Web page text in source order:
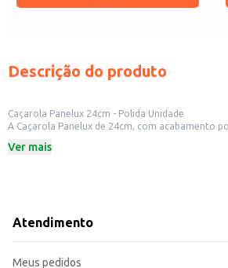
Descrição do produto
Caçarola Panelux 24cm - Polida Unidade
A Caçarola Panelux de 24cm, com acabamento polido, é uma peça versátil e durável,
praticidade e qualidade.
Sua superfície polida facilita a limpeza.
A Caçarola Panelux 24cm oferece um excelente custo-benefício, aliando resistência e praticidade
Marca: Panelux
Ver mais
Atendimento
Meus pedidos